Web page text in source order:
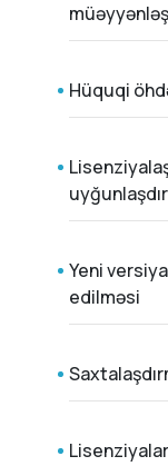
Hüquqi
Yeni
edilməsi